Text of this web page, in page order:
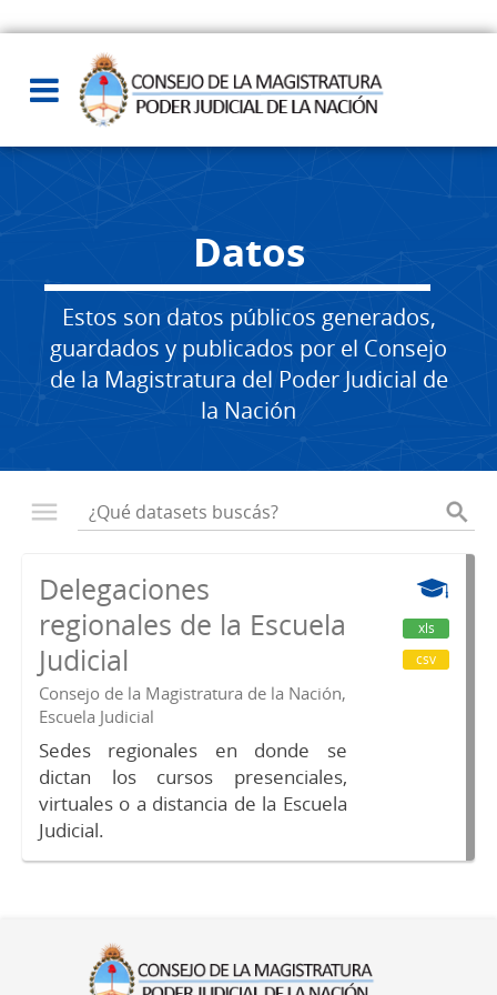
Datos
Estos son datos públicos generados,
guardados y publicados por el Consejo
de la Magistratura del Poder Judicial de
la Nación
Delegaciones
regionales de la Escuela
Judicial
Consejo de la Magistratura de la Nación,
Escuela Judicial
Sedes regionales en donde se
dictan los cursos presenciales,
virtuales o a distancia de la Escuela
Judicial.
xls
csv